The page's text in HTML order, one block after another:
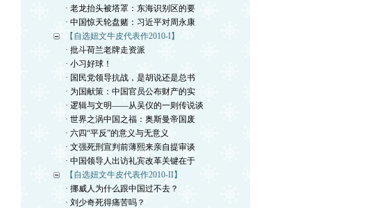
· 老龙抬头被塔罩：东海识别区的要
· 中国惊天轮盘赌：习近平对周永康
【自选妞文牛皮代表作2010-I】
· 批斗荷兰老牌走资派
· 小习好球！
· 国民党领导抗战，是胡说还是总书
· 为国献策：中国官员公布财产的实
· 逻辑与文明——从吴仪的一则传说谈
· 世界之涡中国之福：奥斯曼帝国废
· 六四“平反”的意义与无意义
· 文强死刑宣判前薄熙来亲自提审谈
· 中国领导人出访礼宾改革关键在于
【自选妞文牛皮代表作2010-II】
· 挪威人为什么跟中国过不去？
· 刘少奇死得痛苦吗？